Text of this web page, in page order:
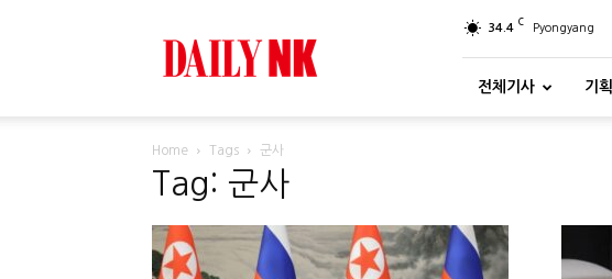
34.4 C Pyongyang
전체기사 기획
Home Tags 군사
Tag: 군사